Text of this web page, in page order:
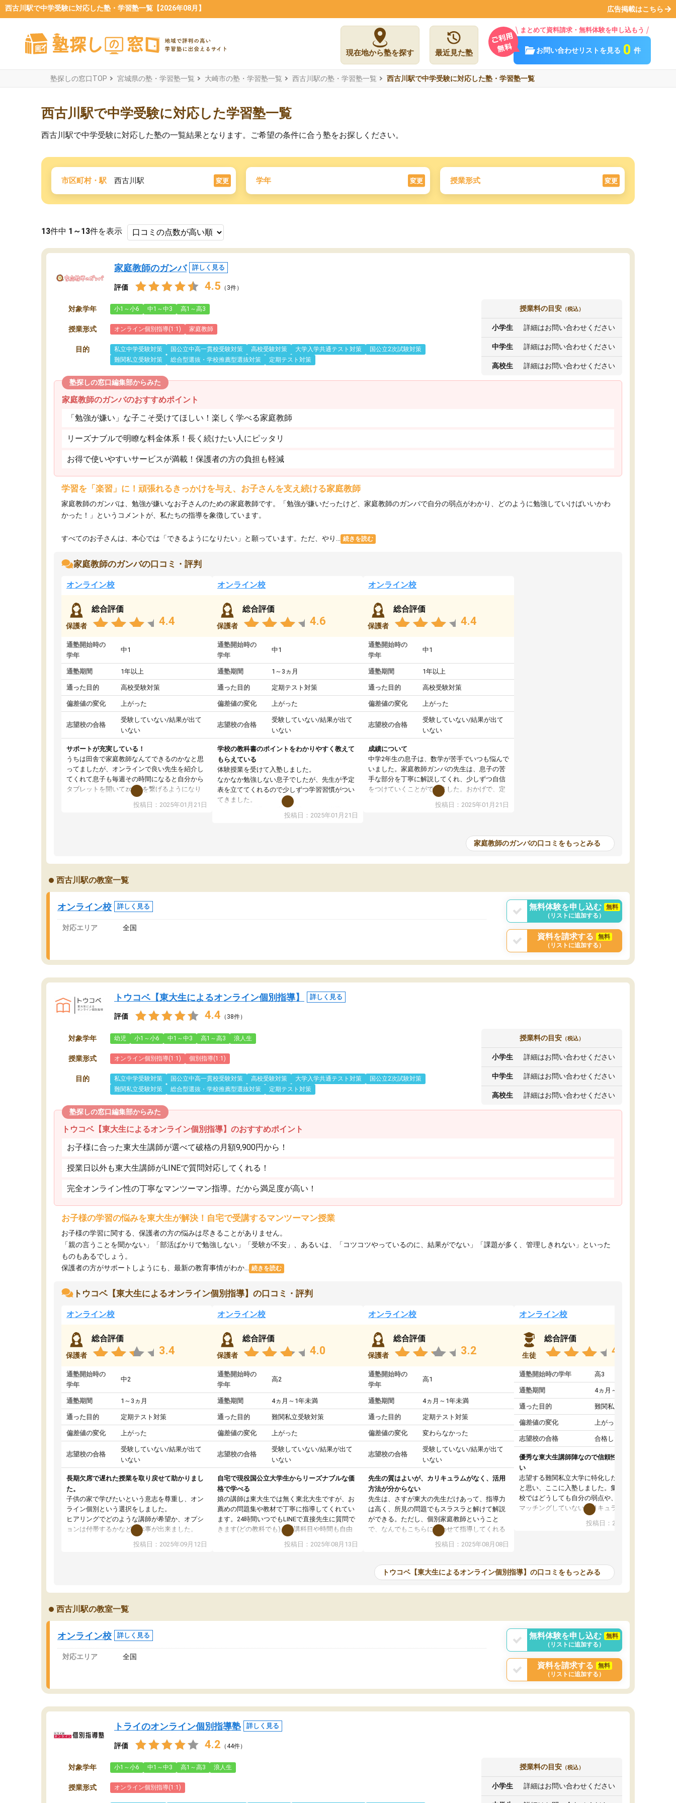
西古川駅で中学受験に対応した塾・学習塾一覧【2026年08月】 広告掲載はこちら
現在地から塾を探す 最近見た塾
まとめて資料請求・無料体験を申し込もう
お問い合わせリストを見る 0 件
塾探しの窓口TOP 宮城県の塾・学習塾一覧 大崎市の塾・学習塾一覧 西古川駅の塾・学習塾一覧 西古川駅で中学受験に対応した塾・学習塾一覧
西古川駅で中学受験に対応した学習塾一覧
西古川駅で中学受験に対応した塾の一覧結果となります。ご希望の条件に合う塾をお探しください。
市区町村・駅 西古川駅 変更 学年 変更 授業形式 変更
13件中 1～13件を表示
家庭教師のガンバ 詳しく見る
評価 4.5 （3件）
対象学年 小1～小6 中1～中3 高1～高3
授業形式 オンライン個別指導(1:1) 家庭教師
目的 私立中学受験対策 国公立中高一貫校受験対策 高校受験対策 大学入学共通テスト対策
国公立2次試験対策
難関私立受験対策
総合型選抜・学校推薦型選抜対策 定期テスト対策
授業料の目安 （税込）
小学生 詳細はお問い合わせください
中学生 詳細はお問い合わせください
高校生 詳細はお問い合わせください
塾探しの窓口編集部からみた
家庭教師のガンバのおすすめポイント
「勉強が嫌い」な子こそ受けてほしい！楽しく学べる家庭教師
リーズナブルで明瞭な料金体系！長く続けたい人にピッタリ
お得で使いやすいサービスが満載！保護者の方の負担も軽減
学習を「楽習」に！頑張れるきっかけを与え、お子さんを支え続ける家庭教師
家庭教師のガンバは、勉強が嫌いなお子さんのための家庭教師です。「勉強が嫌いだったけど、家庭教師のガンバで自分の弱点がわかり、どのように勉強していけばいいかわ
かった！」というコメントが、私たちの指導を象徴しています。
すべてのお子さんは、本心では「できるようになりたい」と願っています。ただ、やり... 続きを読む
家庭教師のガンバの口コミ・評判
オンライン校
保護者
総合評価
4.4
通塾開始時の
学年
中1
通塾期間 1年以上
通った目的 高校受験対策
偏差値の変化 上がった
志望校の合格
受験していない/結果が出て
いない
サポートが充実している！
うちは田舎で家庭教師なんてできるのかなと思
ってましたが、オンラインで良い先生を紹介し
てくれて息子も毎週その時間になると自分から
タブレットを開いてzoomを繋げるようになり
ました！5科目なんでもOKなのもとても気に入
投稿日：2025年01月21日
オンライン校
保護者
総合評価
4.6
通塾開始時の
学年
中1
通塾期間 1～3ヵ月
通った目的 定期テスト対策
偏差値の変化 上がった
志望校の合格
受験していない/結果が出て
いない
学校の教科書のポイントをわかりやすく教えて
もらえている
体験授業を受けて入塾しました。
なかなか勉強しない息子でしたが、先生が予定
表を立ててくれるので少しずつ学習習慣がつい
てきました。
オンラインで週に一度の受講ですが、指導が無
い日も予定表に基づいて勉強したり、LINEでわ
投稿日：2025年01月21日
オンライン校
保護者
総合評価
4.4
通塾開始時の
学年
中1
通塾期間 1年以上
通った目的 高校受験対策
偏差値の変化 上がった
志望校の合格
受験していない/結果が出て
いない
成績について
中学2年生の息子は、数学が苦手でいつも悩んで
いました。家庭教師ガンバの先生は、息子の苦
手な部分を丁寧に解説してくれ、少しずつ自信
をつけていくことができました。おかげで、定
期テストの成績が10点以上アップし、本人もと
投稿日：2025年01月21日
家庭教師のガンバの口コミをもっとみる
西古川駅の教室一覧
オンライン校 詳しく見る
対応エリア 全国
無料体験を申し込む
無料
（リストに追加する）
資料を請求する
無料
（リストに追加する）
トウコベ【東大生によるオンライン個別指導】 詳しく見る
評価 4.4 （38件）
対象学年 幼児 小1～小6 中1～中3 高1～高3 浪人生
授業形式 オンライン個別指導(1:1) 個別指導(1:1)
目的 私立中学受験対策 国公立中高一貫校受験対策 高校受験対策 大学入学共通テスト対策
国公立2次試験対策
難関私立受験対策
総合型選抜・学校推薦型選抜対策 定期テスト対策
授業料の目安 （税込）
小学生 詳細はお問い合わせください
中学生 詳細はお問い合わせください
高校生 詳細はお問い合わせください
塾探しの窓口編集部からみた
トウコベ【東大生によるオンライン個別指導】のおすすめポイント
お子様に合った東大生講師が選べて破格の月額9,900円から！
授業日以外も東大生講師がLINEで質問対応してくれる！
完全オンライン性の丁寧なマンツーマン指導。だから満足度が高い！
お子様の学習の悩みを東大生が解決！自宅で受講するマンツーマン授業
お子様の学習に関する、保護者の方の悩みは尽きることがありません。
「親の言うことを聞かない」「部活ばかりで勉強しない」「受験が不安」、あるいは、「コツコツやっているのに、結果がでない」「課題が多く、管理しきれない」といった
ものもあるでしょう。
保護者の方がサポートしようにも、最新の教育事情がわか...
続きを読む
トウコベ【東大生によるオンライン個別指導】の口コミ・評判
オンライン校
保護者
総合評価
3.4
通塾開始時の
学年
中2
通塾期間 1～3ヵ月
通った目的 定期テスト対策
偏差値の変化 上がった
志望校の合格
受験していない/結果が出て
いない
長期欠席で遅れた授業を取り戻せて助かりまし
た。
子供の家で学びたいという意志を尊重し、オン
ライン個別という選択をしました。
ヒアリングでどのような講師が希望か、オプシ
ョンは付帯するかなど選ぶ事が出来ました。
講師とのマッチング後講師との初回ミーティン
グを行い、その講師で良いか他の講師を希望す
オンラインツールを使用した単語帳の共有があ
り宿題もそちらで出される形でした。
2ヶ月で担当講師の方がお辞めになると言う事で
講師変更の申し出があり、あまりに短期での変
更だった為、塾に通う事にして退会しました。
遅れも取り戻せ、授業内容や講師の方は良かっ
投稿日：2025年09月12日
オンライン校
保護者
総合評価
4.0
通塾開始時の
学年
高2
通塾期間 4ヵ月～1年未満
通った目的 難関私立受験対策
偏差値の変化 上がった
志望校の合格
受験していない/結果が出て
いない
自宅で現役国公立大学生からリーズナブルな価
格で学べる
娘の講師は東大生では無く東北大生ですが、お
薦めの問題集や教材で丁寧に指導してくれてい
ます。24時間いつでもLINEで直接先生に質問で
きます(どの教科でも)。受講科目や時間も自由
に決めれるので、個人に合った勉強ができると
思います。カリキュラム相談みたいなのがあり
ます。講師も合わなければチェンジできます
投稿日：2025年08月13日
オンライン校
保護者
総合評価
3.2
通塾開始時の
学年
高1
通塾期間 4ヵ月～1年未満
通った目的 定期テスト対策
偏差値の変化 変わらなかった
志望校の合格
受験していない/結果が出て
いない
先生の質はよいが、カリキュラムがなく、活用
方法が分からない
先生は、さすが東大の先生だけあって、指導力
は高く、所見の問題でもスラスラと解けて解説
ができる。ただし、個別家庭教師ということ
で、なんでもこちらに合わせて指導してくれる
のだが、具体的なカリキュラムがない。当方
は、授業の先取り学習をするため、学校の教科
いただいたが、1時間の時間を使って進められる
範囲は限られており、それであれば自学自習で
なく、上手い活用の仕方が分からず辞めること
投稿日：2025年08月08日
オンライン校
生徒
総合評価
4.4
通塾開始時の学年 高3
通塾期間 4ヵ月～1年未満
通った目的 難関私立受験対策
偏差値の変化 上がった
志望校の合格 合格した
優秀な東大生講師陣なので信頼性や安心感が高
い
志望する難関私立大学に特化した準備をしたい
と思い、ここに入塾しました。集団指導の予備
校ではどうしても自分の弱点や、志望校対策に
マッチングしていないカリキュラムに不安を感
また受験のノウハウを蓄積している優秀な東大
ツーマン指導によって、自分の志望校にふさわ
しいオリジナルのカリキュラムを提案してくれ
と感じました。
投稿日：2024年02月19日
トウコベ【東大生によるオンライン個別指導】の口コミをもっとみる
西古川駅の教室一覧
オンライン校 詳しく見る
対応エリア 全国
無料体験を申し込む
無料
（リストに追加する）
資料を請求する
無料
（リストに追加する）
トライのオンライン個別指導塾 詳しく見る
評価 4.2 （44件）
対象学年 小1～小6 中1～中3 高1～高3 浪人生
授業形式 オンライン個別指導(1:1)
授業料の目安 （税込）
小学生 詳細はお問い合わせください